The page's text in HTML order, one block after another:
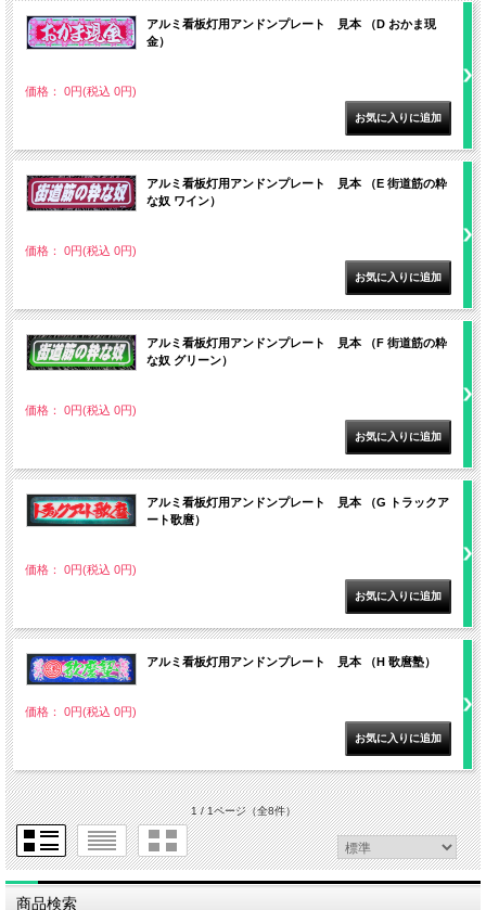
アルミ看板灯用アンドンプレート 見本 （D おかま現
金）
価格： 0円(税込 0円)
アルミ看板灯用アンドンプレート 見本 （E 街道筋の粋
な奴 ワイン）
価格： 0円(税込 0円)
アルミ看板灯用アンドンプレート 見本 （F 街道筋の粋
な奴 グリーン）
価格： 0円(税込 0円)
アルミ看板灯用アンドンプレート 見本 （G トラックア
ート歌麿）
価格： 0円(税込 0円)
アルミ看板灯用アンドンプレート 見本 （H 歌麿塾）
価格： 0円(税込 0円)
1 / 1ページ（全8件）
商品検索